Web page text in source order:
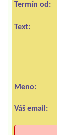
Termín od:
Text:
Meno:
Váš email: